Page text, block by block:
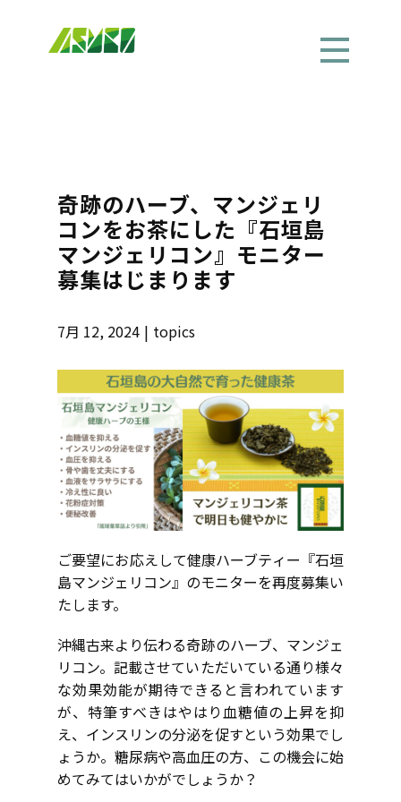
奇跡のハーブ、マンジェリ
コンをお茶にした『石垣島
マンジェリコン』モニター
募集はじまります
7月 12, 2024 topics
ご要望にお応えして健康ハーブティー『石垣
島マンジェリコン』のモニターを再度募集い
たします。
沖縄古来より伝わる奇跡のハーブ、マンジェ
リコン。記載させていただいている通り様々
な効果効能が期待できると言われています
が、特筆すべきはやはり血糖値の上昇を抑
え、インスリンの分泌を促すという効果でし
ょうか。糖尿病や高血圧の方、この機会に始
めてみてはいかがでしょうか？